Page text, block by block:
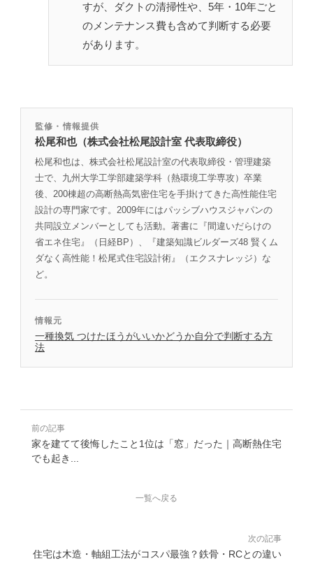
すが、ダクトの清掃性や、5年・10年ごと
のメンテナンス費も含めて判断する必要
があります。
監修・情報提供
松尾和也（株式会社松尾設計室 代表取締役）
松尾和也は、株式会社松尾設計室の代表取締役・管理建築
士で、九州大学工学部建築学科（熱環境工学専攻）卒業
後、200棟超の高断熱高気密住宅を手掛けてきた高性能住宅
設計の専門家です。2009年にはパッシブハウスジャパンの
共同設立メンバーとしても活動。著書に『間違いだらけの
省エネ住宅』（日経BP）、『建築知識ビルダーズ48 賢くム
ダなく高性能！松尾式住宅設計術』（エクスナレッジ）な
ど。
情報元
一種換気 つけたほうがいいかどうか自分で判断する方
法
前の記事
家を建てて後悔したこと1位は「窓」だった｜高断熱住宅
でも起き...
一覧へ戻る
次の記事
住宅は木造・軸組工法がコスパ最強？鉄骨・RCとの違い